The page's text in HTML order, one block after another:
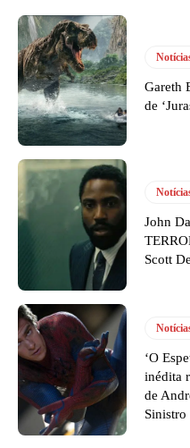
Gareth
de
John
Scott
‘O
inédita
de
Sinistro